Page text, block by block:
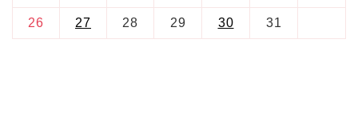
26 27 28 29 30 31